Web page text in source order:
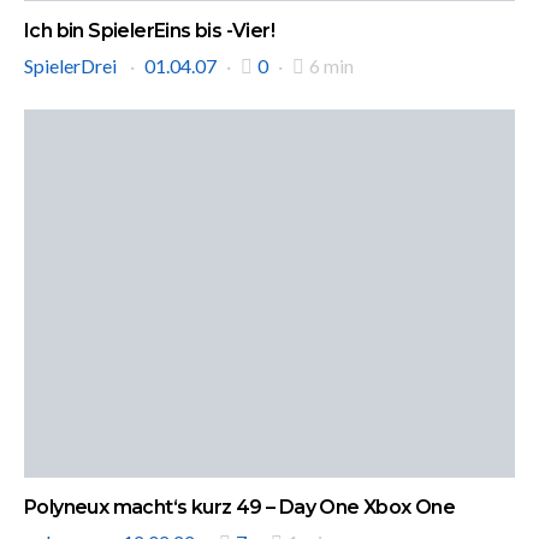
Ich bin SpielerEins bis -Vier!
SpielerDrei
01.04.07 0 6 min
Polyneux macht‘s kurz 49 – Day One Xbox One